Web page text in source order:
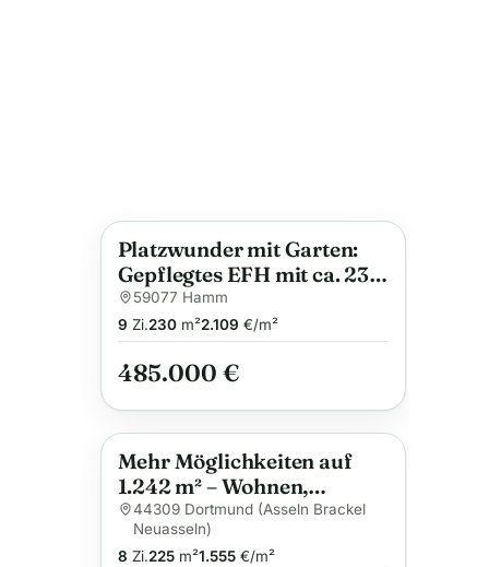
Neu Anzeige
Platzwunder mit Garten:
Gepflegtes EFH mit ca. 230
m² Wohnfläche auf
großzügigem Grundstück
59077 Hamm
9 Zi.230m²2.109 €/m²
485.000 €
Anzeige
Mehr Möglichkeiten auf
1.242 m² – Wohnen,
Vermieten oder Neubauen
44309 Dortmund (Asseln Brackel
Neuasseln)
8 Zi.225m²1.555€/m²